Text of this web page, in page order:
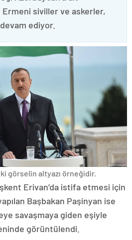
siviller ve askerler,
ediyor.
ki görselin altyazı örneğidir.
Erivan’da istifa etmesi için
Başbakan Paşinyan ise
savaşmaya giden eşiyle
görüntülendi.